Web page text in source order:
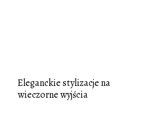
Eleganckie stylizacje na
wieczorne wyjścia